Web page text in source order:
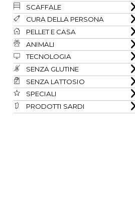
SCAFFALE
CURA DELLA PERSONA
PELLET E CASA
ANIMALI
TECNOLOGIA
SENZA GLUTINE
SENZA LATTOSIO
SPECIALI
PRODOTTI SARDI